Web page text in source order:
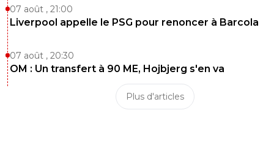
07 août , 21:00
Liverpool appelle le PSG pour renoncer à Barcola
07 août , 20:30
OM : Un transfert à 90 ME, Hojbjerg s'en va
Plus d'articles